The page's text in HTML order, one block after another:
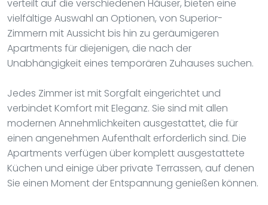
verteilt auf die verschiedenen Häuser, bieten eine
vielfältige Auswahl an Optionen, von Superior-
Zimmern mit Aussicht bis hin zu geräumigeren
Apartments für diejenigen, die nach der
Unabhängigkeit eines temporären Zuhauses suchen.
Jedes Zimmer ist mit Sorgfalt eingerichtet und
verbindet Komfort mit Eleganz. Sie sind mit allen
modernen Annehmlichkeiten ausgestattet, die für
einen angenehmen Aufenthalt erforderlich sind. Die
Apartments verfügen über komplett ausgestattete
Küchen und einige über private Terrassen, auf denen
Sie einen Moment der Entspannung genießen können.